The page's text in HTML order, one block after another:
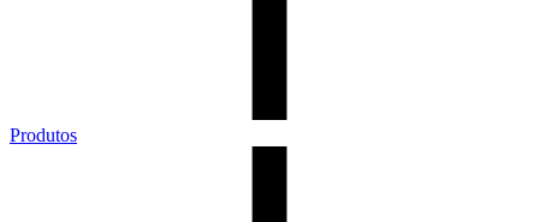
Produtos